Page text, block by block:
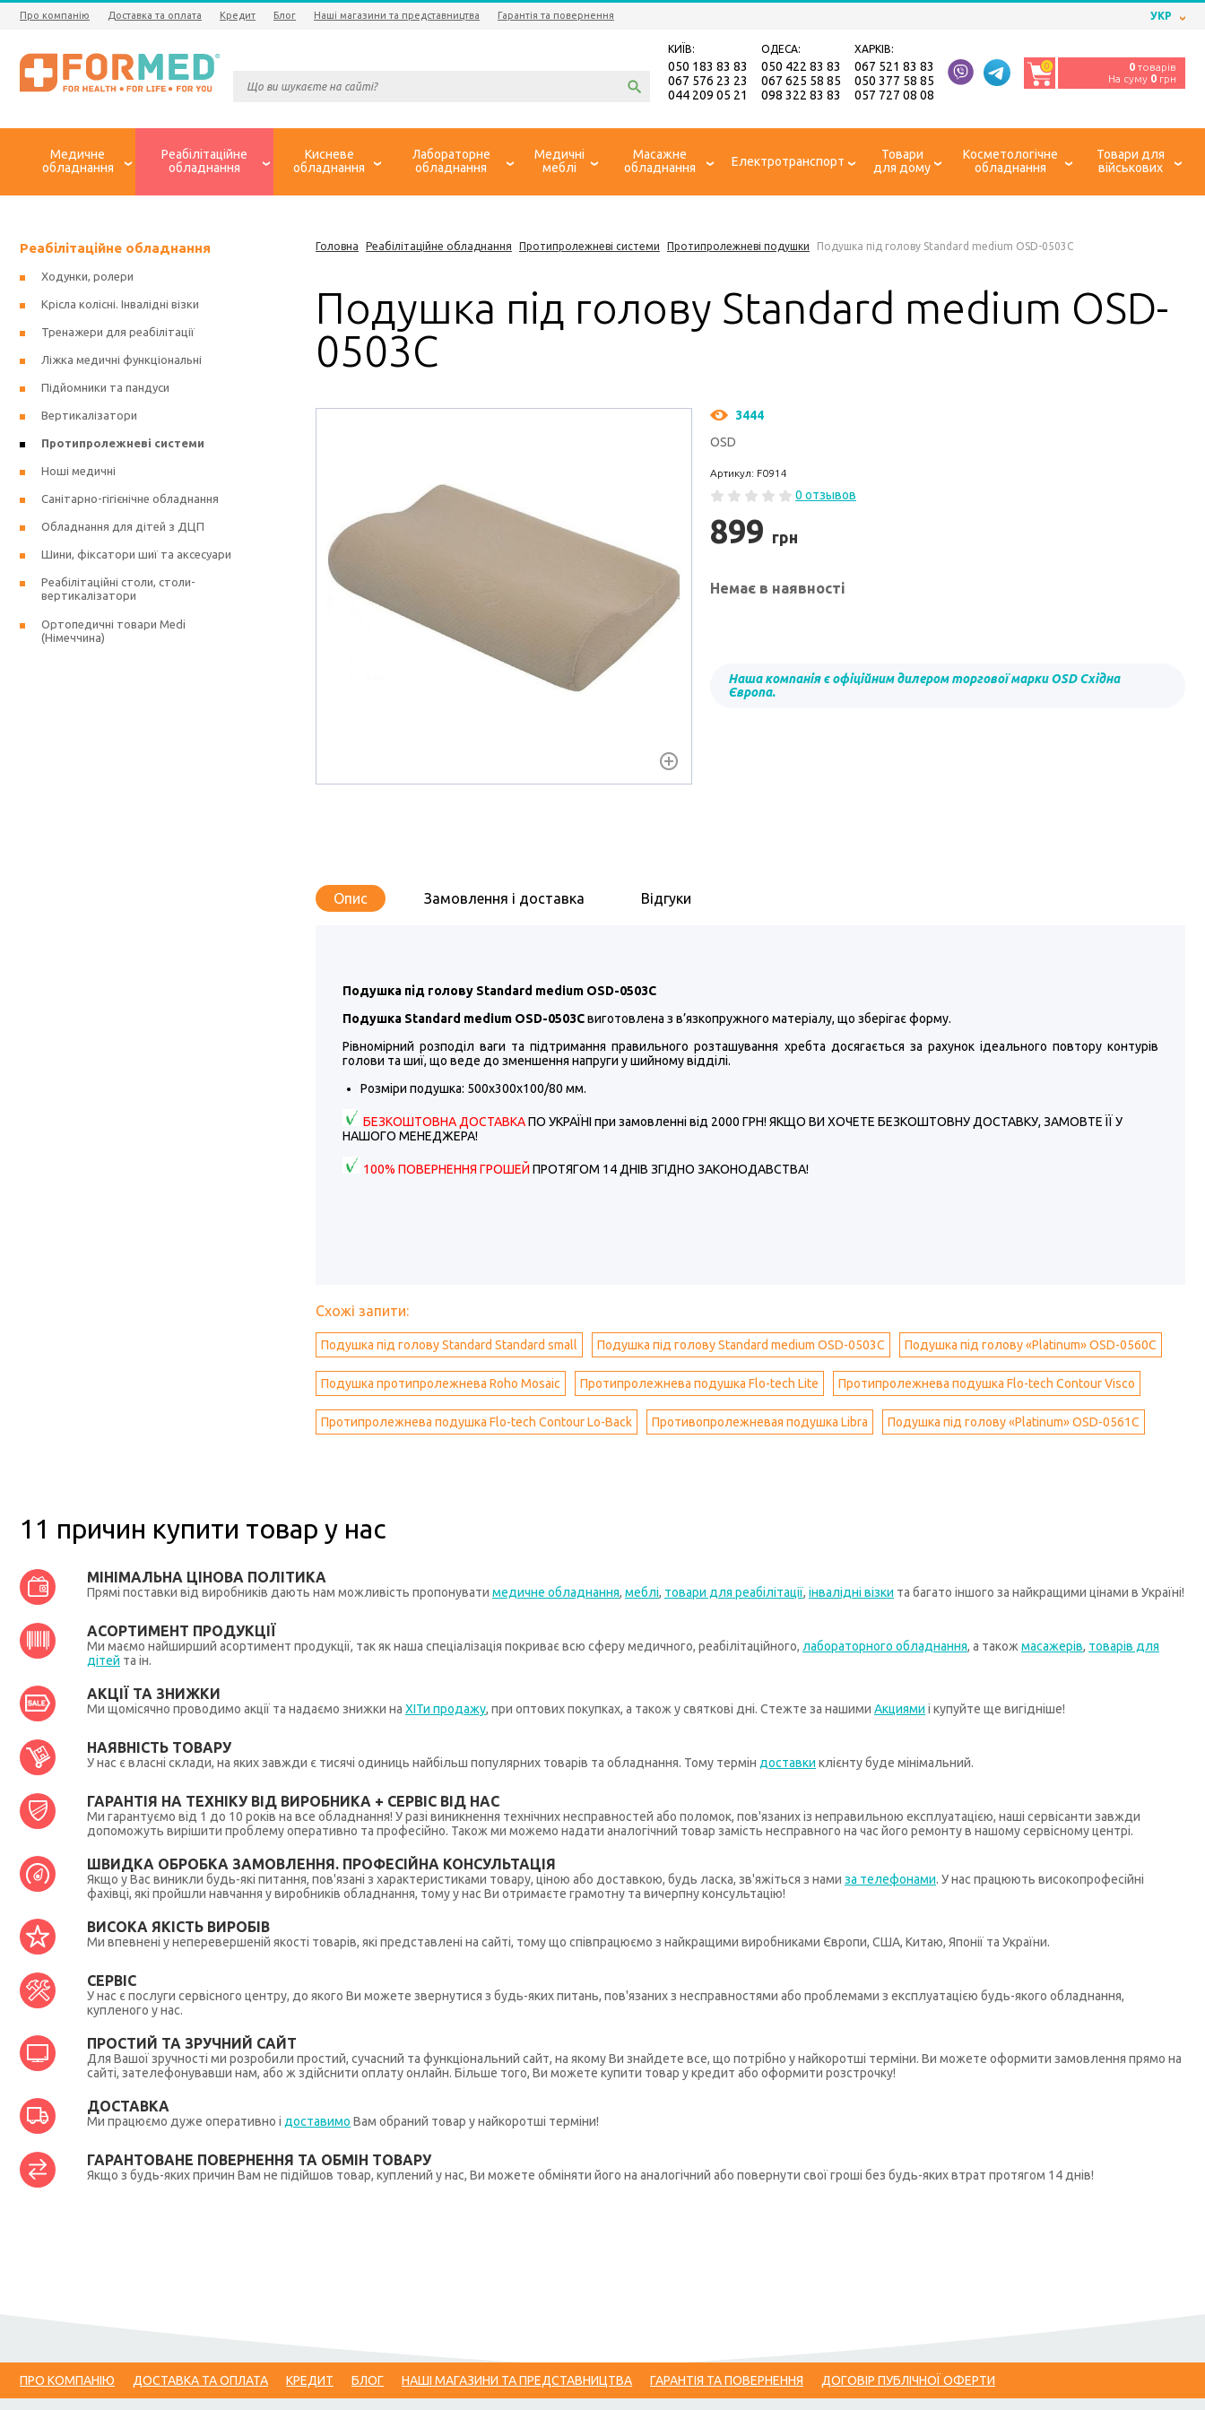
Про компанію Доставка та оплата Кредит Блог Наші магазини та представництва Гарантія та повернення УКР
КИЇВ:
050 183 83 83
067 576 23 23
044 209 05 21
ОДЕСА:
050 422 83 83
067 625 58 85
098 322 83 83
ХАРКІВ:
067 521 83 83
050 377 58 85
057 727 08 08
0 0 товарів
На суму 0 грн
Медичне
обладнання
Реабілітаційне
обладнання
Кисневе
обладнання
Лабораторне
обладнання
Медичні
меблі
Масажне
обладнання
Електротранспорт
Товари
для дому
Косметологічне
обладнання
Товари для
військових
Головна Реабілітаційне обладнання Протипролежневі системи Протипролежневі подушки Подушка під голову Standard medium OSD-0503C
Подушка під голову Standard medium OSD-
0503C
3444
OSD
Артикул: F0914
0 отзывов
899 грн
Немає в наявності
Наша компанія є офіційним дилером торгової марки OSD Східна
Європа.
Опис Замовлення і доставка Відгуки
Подушка під голову Standard medium OSD-0503C
Подушка Standard medium OSD-0503Cвиготовлена з в’язкопружного матеріалу, що зберігає форму.
Рівномірний розподіл ваги та підтримання правильного розташування хребта досягається за рахунок ідеального повтору контурів
голови та шиї, що веде до зменшення напруги у шийному відділі.
Розміри подушка: 500х300х100/80 мм.
БЕЗКОШТОВНА ДОСТАВКАПО УКРАЇНІ при замовленні від 2000 ГРН! ЯКЩО ВИ ХОЧЕТЕ БЕЗКОШТОВНУ ДОСТАВКУ, ЗАМОВТЕ ЇЇ У
НАШОГО МЕНЕДЖЕРА!
100% ПОВЕРНЕННЯ ГРОШЕЙ ПРОТЯГОМ 14 ДНІВ ЗГІДНО ЗАКОНОДАВСТВА!
Схожі запити:
Подушка під голову Standard Standard small Подушка під голову Standard medium OSD-0503C Подушка під голову «Platinum» OSD-0560C
Подушка протипролежнева Roho Mosaic Протипролежнева подушка Flo-tech Lite Протипролежнева подушка Flo-tech Contour Visco
Протипролежнева подушка Flo-tech Contour Lo-Back Противопролежневая подушка Libra Подушка під голову «Platinum» OSD-0561C
Реабілітаційне обладнання
Ходунки, ролери
Крісла колісні. Інвалідні візки
Тренажери для реабілітації
Ліжка медичні функціональні
Підйомники та пандуси
Вертикалізатори
Протипролежневі системи
Ноші медичні
Санітарно-гігієнічне обладнання
Обладнання для дітей з ДЦП
Шини, фіксатори шиї та аксесуари
Реабілітаційні столи, столи-
вертикалізатори
Ортопедичні товари Medi
(Німеччина)
11 причин купити товар у нас
МІНІМАЛЬНА ЦІНОВА ПОЛІТИКА
Прямі поставки від виробників дають нам можливість пропонувати медичне обладнання, меблі, товари для реабілітації, інвалідні візки та багато іншого за найкращими цінами в Україні!
АСОРТИМЕНТ ПРОДУКЦІЇ
Ми маємо найширший асортимент продукції, так як наша спеціалізація покриває всю сферу медичного, реабілітаційного, лабораторного обладнання, а також масажерів, товарів для
дітей та ін.
АКЦІЇ ТА ЗНИЖКИ
Ми щомісячно проводимо акції та надаємо знижки на ХІТи продажу, при оптових покупках, а також у святкові дні. Стежте за нашими Акциями і купуйте ще вигідніше!
НАЯВНІСТЬ ТОВАРУ
У нас є власні склади, на яких завжди є тисячі одиниць найбільш популярних товарів та обладнання. Тому термін доставки клієнту буде мінімальний.
ГАРАНТІЯ НА ТЕХНІКУ ВІД ВИРОБНИКА + СЕРВІС ВІД НАС
Ми гарантуємо від 1 до 10 років на все обладнання! У разі виникнення технічних несправностей або поломок, пов'язаних із неправильною експлуатацією, наші сервісанти завжди
допоможуть вирішити проблему оперативно та професійно. Також ми можемо надати аналогічний товар замість несправного на час його ремонту в нашому сервісному центрі.
ШВИДКА ОБРОБКА ЗАМОВЛЕННЯ. ПРОФЕСІЙНА КОНСУЛЬТАЦІЯ
Якщо у Вас виникли будь-які питання, пов'язані з характеристиками товару, ціною або доставкою, будь ласка, зв'яжіться з нами за телефонами. У нас працюють високопрофесійні
фахівці, які пройшли навчання у виробників обладнання, тому у нас Ви отримаєте грамотну та вичерпну консультацію!
ВИСОКА ЯКІСТЬ ВИРОБІВ
Ми впевнені у неперевершеній якості товарів, які представлені на сайті, тому що співпрацюємо з найкращими виробниками Європи, США, Китаю, Японії та України.
СЕРВІС
У нас є послуги сервісного центру, до якого Ви можете звернутися з будь-яких питань, пов'язаних з несправностями або проблемами з експлуатацією будь-якого обладнання,
купленого у нас.
ПРОСТИЙ ТА ЗРУЧНИЙ САЙТ
Для Вашої зручності ми розробили простий, сучасний та функціональний сайт, на якому Ви знайдете все, що потрібно у найкоротші терміни. Ви можете оформити замовлення прямо на
сайті, зателефонувавши нам, або ж здійснити оплату онлайн. Більше того, Ви можете купити товар у кредит або оформити розстрочку!
ДОСТАВКА
Ми працюємо дуже оперативно і доставимо Вам обраний товар у найкоротші терміни!
ГАРАНТОВАНЕ ПОВЕРНЕННЯ ТА ОБМІН ТОВАРУ
Якщо з будь-яких причин Вам не підійшов товар, куплений у нас, Ви можете обміняти його на аналогічний або повернути свої гроші без будь-яких втрат протягом 14 днів!
ПРО КОМПАНІЮ ДОСТАВКА ТА ОПЛАТА КРЕДИТ БЛОГ НАШІ МАГАЗИНИ ТА ПРЕДСТАВНИЦТВА ГАРАНТІЯ ТА ПОВЕРНЕННЯ ДОГОВІР ПУБЛІЧНОЇ ОФЕРТИ